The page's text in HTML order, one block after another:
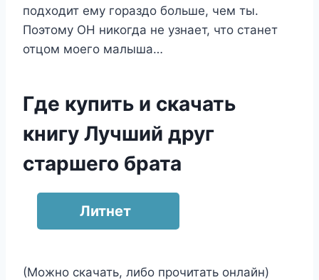
подходит ему гораздо больше, чем ты.
Поэтому ОН никогда не узнает, что станет
отцом моего малыша…
Где купить и скачать
книгу Лучший друг
старшего брата
Литнет
(Можно скачать, либо прочитать онлайн)